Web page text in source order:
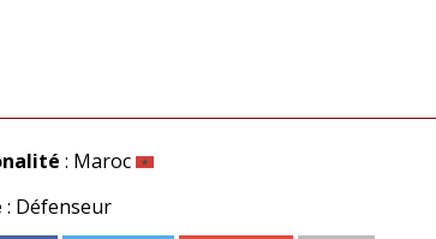
: Maroc
: Défenseur